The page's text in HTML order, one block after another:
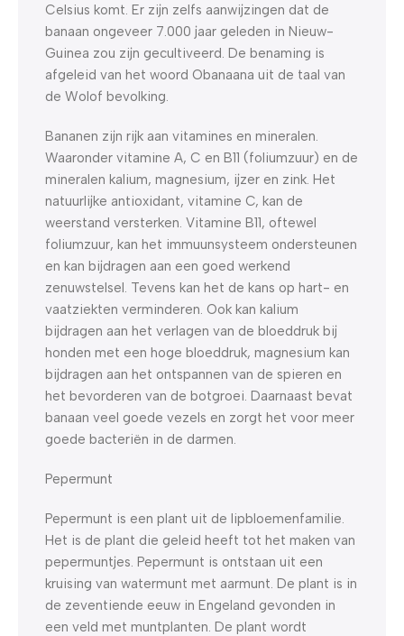
Celsius komt. Er zijn zelfs aanwijzingen dat de
banaan ongeveer 7.000 jaar geleden in Nieuw-
Guinea zou zijn gecultiveerd. De benaming is
afgeleid van het woord Obanaana uit de taal van
de Wolof bevolking.
Bananen zijn rijk aan vitamines en mineralen.
Waaronder vitamine A, C en B11 (foliumzuur) en de
mineralen kalium, magnesium, ijzer en zink. Het
natuurlijke antioxidant, vitamine C, kan de
weerstand versterken. Vitamine B11, oftewel
foliumzuur, kan het immuunsysteem ondersteunen
en kan bijdragen aan een goed werkend
zenuwstelsel. Tevens kan het de kans op hart- en
vaatziekten verminderen. Ook kan kalium
bijdragen aan het verlagen van de bloeddruk bij
honden met een hoge bloeddruk, magnesium kan
bijdragen aan het ontspannen van de spieren en
het bevorderen van de botgroei. Daarnaast bevat
banaan veel goede vezels en zorgt het voor meer
goede bacteriën in de darmen.
Pepermunt
Pepermunt is een plant uit de lipbloemenfamilie.
Het is de plant die geleid heeft tot het maken van
pepermuntjes. Pepermunt is ontstaan uit een
kruising van watermunt met aarmunt. De plant is in
de zeventiende eeuw in Engeland gevonden in
een veld met muntplanten. De plant wordt